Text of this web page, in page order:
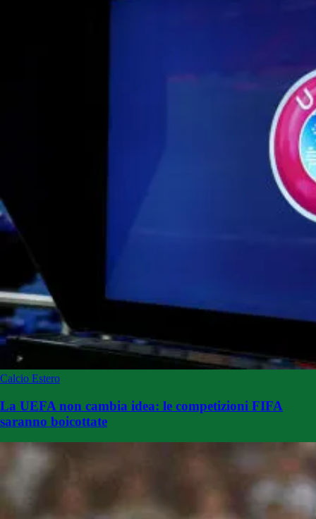
Calcio Estero
La UEFA non cambia idea: le competizioni FIFA
saranno boicottate